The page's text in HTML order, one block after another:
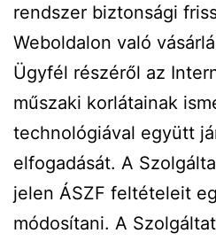
rendszer biztonsági
Weboldalon való
Ügyfél részéről az
műszaki korlátainak
technológiával együtt
elfogadását. A
jelen ÁSZF feltételeit
módosítani. A